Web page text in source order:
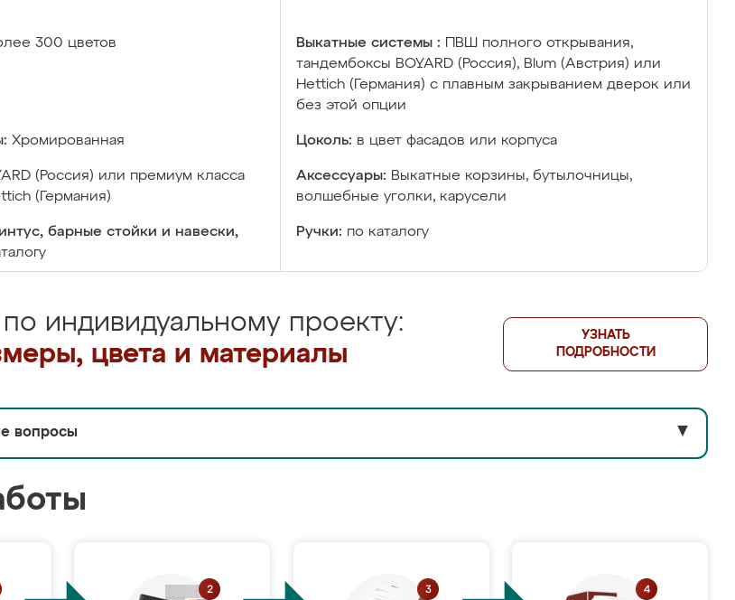
300 цветов Выкатные системы :
ПВШ полного открывания,
тандембоксы BOYARD (Россия), Blum (Австрия) или
Hettich (Германия) с плавным закрыванием дверок или
без этой опции
Хромированная Цоколь: в цвет фасадов или корпуса
(Россия) или премиум класса
(Германия)
Аксессуары: Выкатные корзины, бутылочницы,
волшебные уголки, карусели
барные стойки и навески,
Ручки: по каталогу
индивидуальному проекту:
цвета и материалы
УЗНАТЬ
ПОДРОБНОСТИ
вопросы ▼